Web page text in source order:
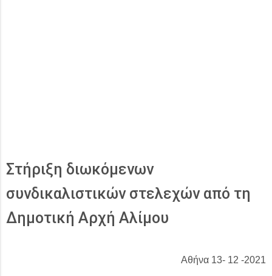
Στήριξη διωκόμενων
συνδικαλιστικών στελεχών από τη
Δημοτική Αρχή Αλίμου
Αθήνα 13- 12 -2021